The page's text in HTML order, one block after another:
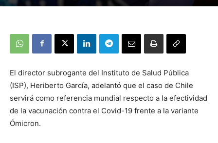
El director subrogante del Instituto de Salud Pública
(ISP), Heriberto García, adelantó que el caso de Chile
servirá como referencia mundial respecto a la efectividad
de la vacunación contra el Covid-19 frente a la variante
Ómicron.